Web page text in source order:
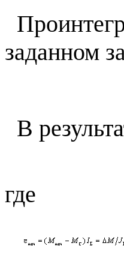
заданном
В
где